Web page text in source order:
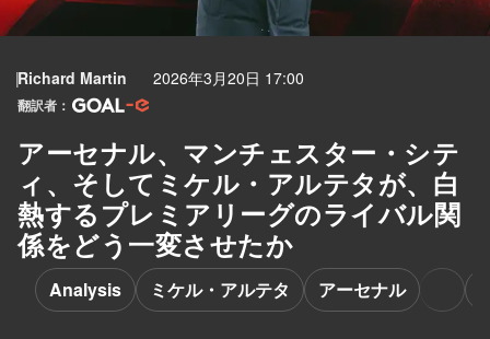
Richard Martin 2026年3月20日 17:00
翻訳者：
アーセナル、マンチェスター・シテ
ィ、そしてミケル・アルテタが、白
熱するプレミアリーグのライバル関
係をどう一変させたか
Analysis ミケル・アルテタ アーセナル